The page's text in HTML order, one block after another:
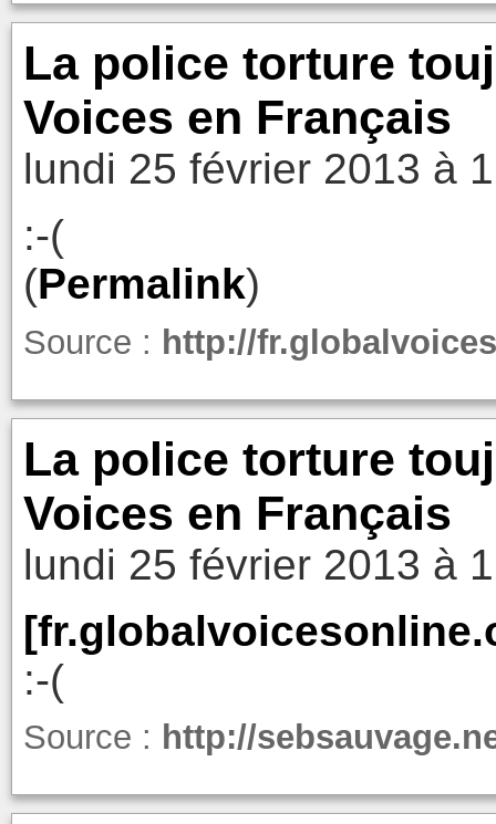
La police torture
Voices en Français
lundi 25 février 2013 à
:-(
(Permalink)
Source : http://
La police torture
Voices en Français
lundi 25 février 2013 à
:-(
Source : http://